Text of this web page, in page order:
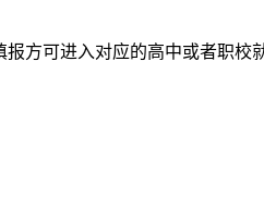
方可进入对应的高中或者职校